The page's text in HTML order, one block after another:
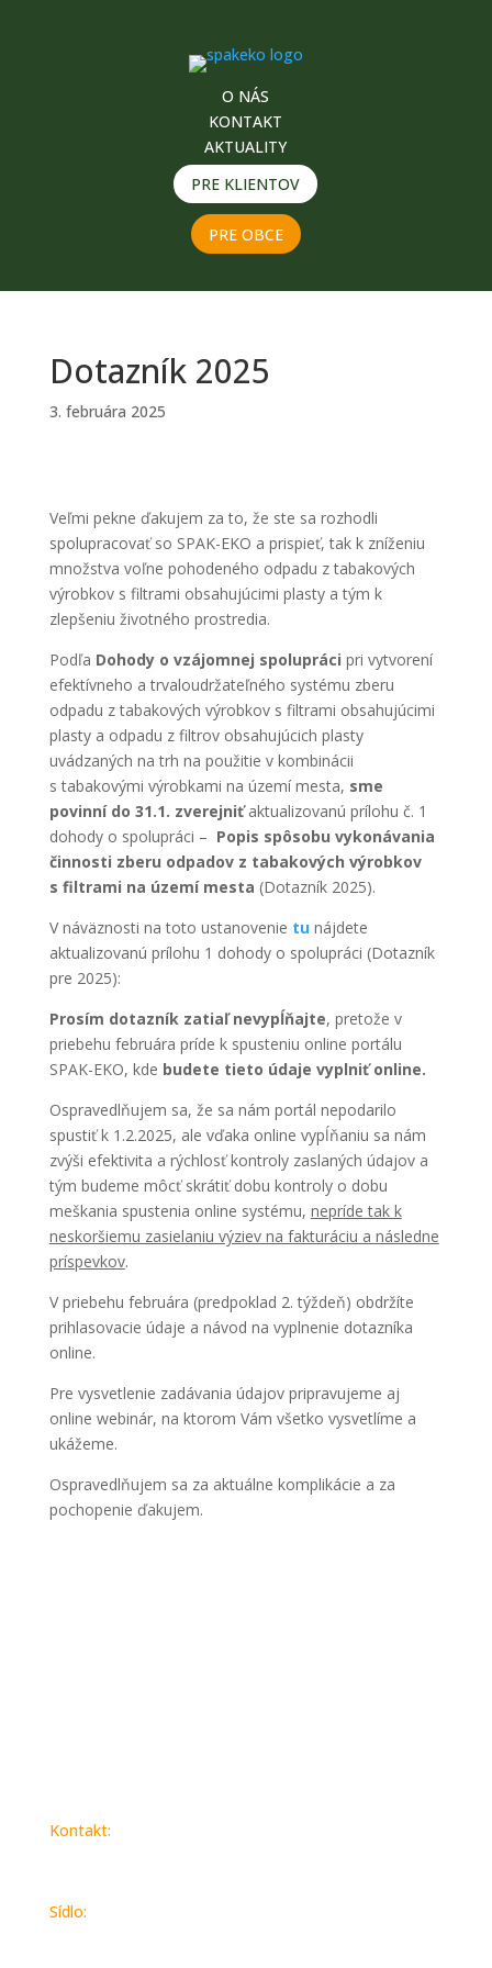
O NÁS
KONTAKT
AKTUALITY
PRE KLIENTOV
PRE OBCE
Dotazník 2025
3. februára 2025
Veľmi pekne ďakujem za to, že ste sa rozhodli
spolupracovať so SPAK-EKO a prispieť, tak k zníženiu
množstva voľne pohodeného odpadu z tabakových
výrobkov s filtrami obsahujúcimi plasty a tým k
zlepšeniu životného prostredia.
Podľa Dohody o vzájomnej spolupráci pri vytvorení
efektívneho a trvaloudržateľného systému zberu
odpadu z tabakových výrobkov s filtrami obsahujúcimi
plasty a odpadu z filtrov obsahujúcich plasty
uvádzaných na trh na použitie v kombinácii
s tabakovými výrobkami na území mesta, sme
povinní do 31.1. zverejniťaktualizovanú prílohu č. 1
dohody o spolupráci – Popis spôsobu vykonávania
činnosti zberu odpadov z tabakových výrobkov
s filtrami na území mesta (Dotazník 2025).
V náväznosti na toto ustanovenie tunájdete
aktualizovanú prílohu 1 dohody o spolupráci (Dotazník
pre 2025):
Prosím dotazník zatiaľ nevypĺňajte, pretože v
priebehu februára príde k spusteniu online portálu
SPAK-EKO, kde budete tieto údaje vyplniť online.
Ospravedlňujem sa, že sa nám portál nepodarilo
spustiť k 1.2.2025, ale vďaka online vypĺňaniu sa nám
zvýši efektivita a rýchlosť kontroly zaslaných údajov a
tým budeme môcť skrátiť dobu kontroly o dobu
meškania spustenia online systému, nepríde tak k
neskoršiemu zasielaniu výziev na fakturáciu a následne
príspevkov.
V priebehu februára (predpoklad 2. týždeň) obdržíte
prihlasovacie údaje a návod na vyplnenie dotazníka
online.
Pre vysvetlenie zadávania údajov pripravujeme aj
online webinár, na ktorom Vám všetko vysvetlíme a
ukážeme.
Ospravedlňujem sa za aktuálne komplikácie a za
pochopenie ďakujem.
Kontakt:
Sídlo: